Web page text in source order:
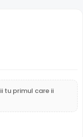
tu primul care ii